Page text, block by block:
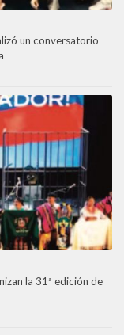
un conversatorio
la 31ª edición de